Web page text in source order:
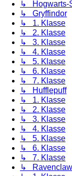
↳ Hogwarts-
↳ Gryffindor
↳ 1. Klasse
↳ 2. Klasse
↳ 3. Klasse
↳ 4. Klasse
↳ 5. Klasse
↳ 6. Klasse
↳ 7. Klasse
↳ Hufflepuff
↳ 1. Klasse
↳ 2. Klasse
↳ 3. Klasse
↳ 4. Klasse
↳ 5. Klasse
↳ 6. Klasse
↳ 7. Klasse
↳ Ravenclaw